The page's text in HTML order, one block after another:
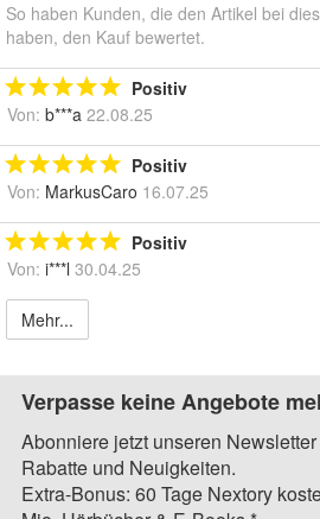
So haben Kunden, die den Artikel bei
haben, den Kauf bewertet.
Positiv
Von: b***a 22.08.25
Positiv
Von: MarkusCaro 16.07.25
Positiv
Von: i***l 30.04.25
Mehr...
Verpasse keine Angebote
Abonniere jetzt unseren
Rabatte und Neuigkeiten.
Extra-Bonus: 60 Tage Nextory